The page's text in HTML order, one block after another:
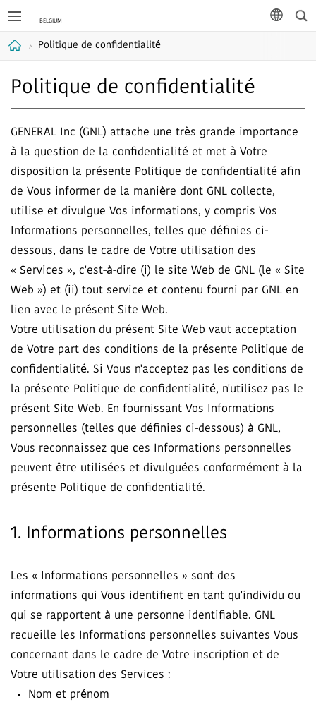
Politique de confidentialité
Politique de confidentialité
GENERAL Inc (GNL) attache une très grande importance
à la question de la confidentialité et met à Votre
disposition la présente Politique de confidentialité afin
de Vous informer de la manière dont GNL collecte,
utilise et divulgue Vos informations, y compris Vos
Informations personnelles, telles que définies ci-
dessous, dans le cadre de Votre utilisation des
« Services », c'est-à-dire (i) le site Web de GNL (le « Site
Web ») et (ii) tout service et contenu fourni par GNL en
lien avec le présent Site Web.
Votre utilisation du présent Site Web vaut acceptation
de Votre part des conditions de la présente Politique de
confidentialité. Si Vous n'acceptez pas les conditions de
la présente Politique de confidentialité, n'utilisez pas le
présent Site Web. En fournissant Vos Informations
personnelles (telles que définies ci-dessous) à GNL,
Vous reconnaissez que ces Informations personnelles
peuvent être utilisées et divulguées conformément à la
présente Politique de confidentialité.
1. Informations personnelles
Les « Informations personnelles » sont des
informations qui Vous identifient en tant qu'individu ou
qui se rapportent à une personne identifiable. GNL
recueille les Informations personnelles suivantes Vous
concernant dans le cadre de Votre inscription et de
Votre utilisation des Services :
Nom et prénom